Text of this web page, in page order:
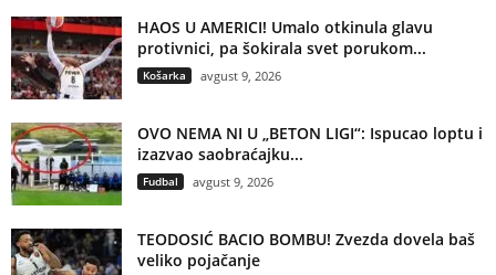
HAOS U AMERICI! Umalo otkinula glavu
protivnici, pa šokirala svet porukom...
Košarka avgust 9, 2026
OVO NEMA NI U „BETON LIGI“: Ispucao loptu i
izazvao saobraćajku...
Fudbal avgust 9, 2026
TEODOSIĆ BACIO BOMBU! Zvezda dovela baš
veliko pojačanje